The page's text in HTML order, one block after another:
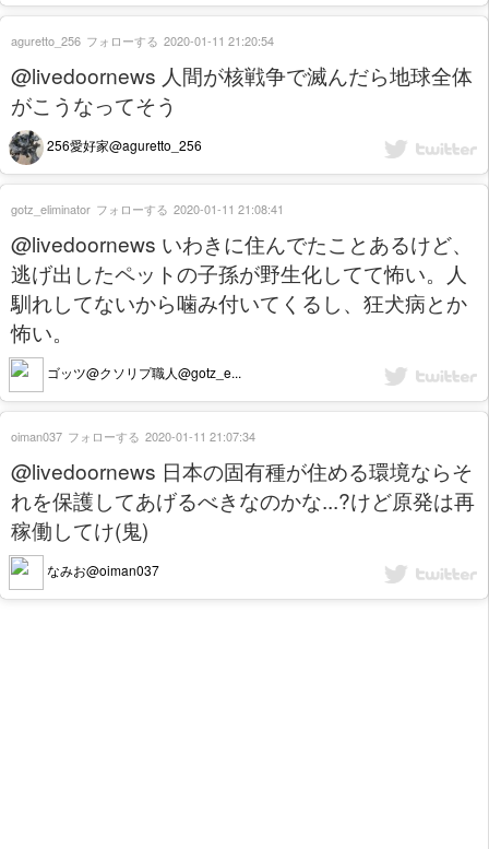
@livedoornews 人間が核戦争で滅んだら地球全体
がこうなってそう
256愛好家@aguretto_256
aguretto_256 フォローする 2020-01-11 21:20:54
@livedoornews いわきに住んでたことあるけど、
逃げ出したペットの子孫が野生化してて怖い。人
馴れしてないから噛み付いてくるし、狂犬病とか
怖い。
ゴッツ@クソリプ職人@gotz_e...
gotz_eliminator フォローする 2020-01-11 21:08:41
@livedoornews 日本の固有種が住める環境ならそ
れを保護してあげるべきなのかな...?けど原発は再
稼働してけ(鬼)
なみお@oiman037
oiman037 フォローする 2020-01-11 21:07:34